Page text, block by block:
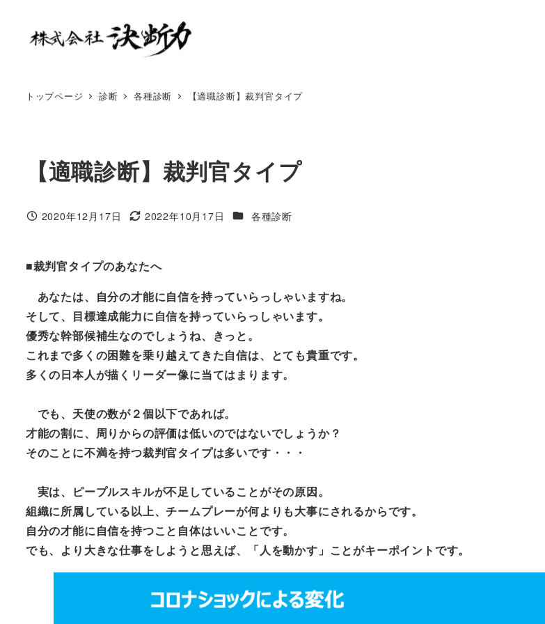
トップページ 診断 各種診断 【適職診断】裁判官タイプ
【適職診断】裁判官タイプ
2020年12月17日 2022年10月17日 各種診断
■裁判官タイプのあなたへ
あなたは、自分の才能に自信を持っていらっしゃいますね。
そして、目標達成能力に自信を持っていらっしゃいます。
優秀な幹部候補生なのでしょうね、きっと。
これまで多くの困難を乗り越えてきた自信は、とても貴重です。
多くの日本人が描くリーダー像に当てはまります。
でも、天使の数が２個以下であれば。
才能の割に、周りからの評価は低いのではないでしょうか？
そのことに不満を持つ裁判官タイプは多いです・・・
実は、ピープルスキルが不足していることがその原因。
組織に所属している以上、チームプレーが何よりも大事にされるからです。
自分の才能に自信を持つこと自体はいいことです。
でも、より大きな仕事をしようと思えば、「人を動かす」ことがキーポイントです。